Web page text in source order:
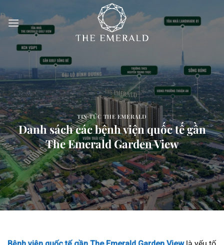
qua
dung
TIN TỨC THE EMERALD
Danh sách các bệnh viện quốc tế gần
The Emerald Garden View